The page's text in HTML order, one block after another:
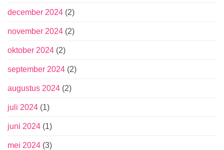
december 2024 (2)
november 2024 (2)
oktober 2024 (2)
september 2024 (2)
augustus 2024 (2)
juli 2024 (1)
juni 2024 (1)
mei 2024 (3)